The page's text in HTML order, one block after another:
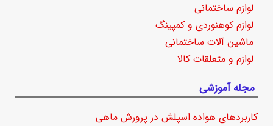
لوازم ساختمانی
لوازم کوهنوردی و کمپینگ
ماشین آلات ساختمانی
لوازم و متعلقات کالا
مجله آموزشی
کاربردهای هواده اسپلش در پرورش ماهی